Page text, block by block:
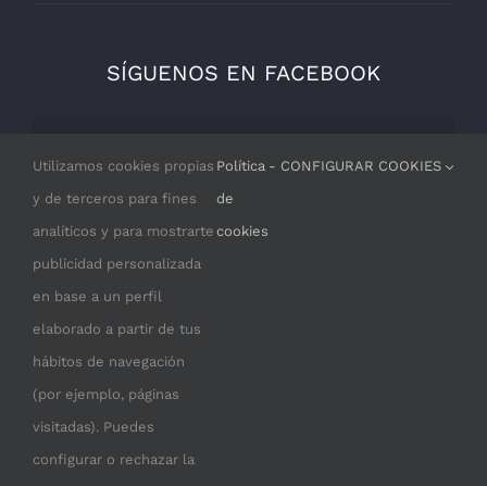
SÍGUENOS EN FACEBOOK
Por razones de privacidad Facebook
necesita tu permiso para cargarse.
Utilizamos cookies propias
y de terceros para fines
analíticos y para mostrarte
publicidad personalizada
en base a un perfil
elaborado a partir de tus
hábitos de navegación
(por ejemplo, páginas
visitadas). Puedes
configurar o rechazar la
Política
de
cookies
- CONFIGURAR COOKIES